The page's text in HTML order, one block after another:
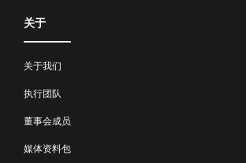
关于
关于我们
执行团队
董事会成员
媒体资料包